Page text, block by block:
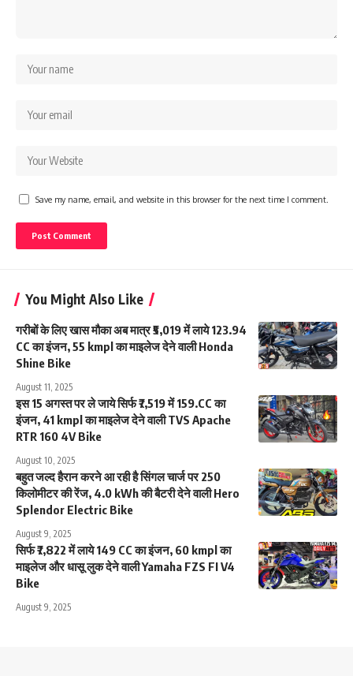
Save my name, email, and website in this browser for the next time I comment.
You Might Also Like
गरीबों के लिए खास मौका अब मात्र ₹5,019 में लाये 123.94
CC का इंजन, 55 kmpl का माइलेज देने वाली Honda
Shine Bike
August 11, 2025
इस 15 अगस्त पर ले जाये सिर्फ ₹7,519 में 159.CC का
इंजन, 41 kmpl का माइलेज देने वाली TVS Apache
RTR 160 4V Bike
August 10, 2025
बहुत जल्द हैरान करने आ रही है सिंगल चार्ज पर 250
किलोमीटर की रेंज, 4.0 kWh की बैटरी देने वाली Hero
Splendor Electric Bike
August 9, 2025
सिर्फ ₹7,822 में लाये 149 CC का इंजन, 60 kmpl का
माइलेज और धासू लुक देने वाली Yamaha FZS FI V4
Bike
August 9, 2025